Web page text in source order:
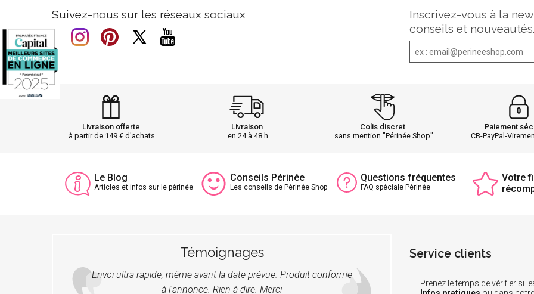
Suivez-nous sur les réseaux sociaux
Inscrivez-vous à la
conseils et nouveautés.
Livraison offerte
à partir de 149 € d'achats
Livraison
en 24 à 48 h
Colis discret
sans mention "Périnée Shop"
Paiement
CB-PayPal-
Le Blog
Articles et infos sur le périnée
Conseils Périnée
Les conseils de Périnée Shop
Questions fréquentes
FAQ spéciale Périnée
Votre
Témoignages
Envoi ultra rapide, même avant la date prévue. Produit conforme
à l'annonce. Rien à dire. Merci
Service clients
Prenez le temps de vérifier si